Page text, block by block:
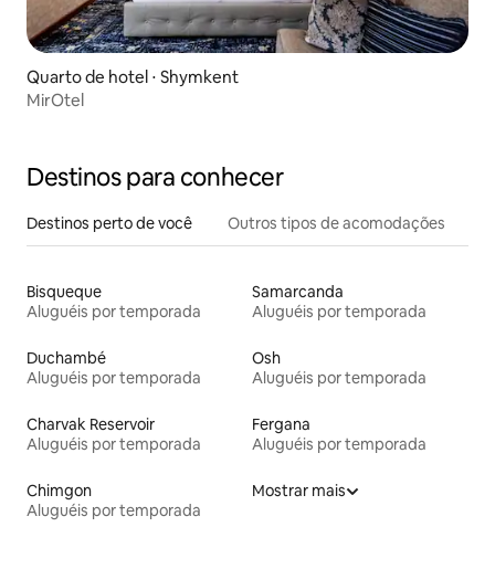
Quarto de hotel ⋅ Shymkent
MirOtel
Destinos para conhecer
Destinos perto de você Outros tipos de acomodações
Bisqueque
Aluguéis por temporada
Samarcanda
Aluguéis por temporada
Duchambé
Aluguéis por temporada
Osh
Aluguéis por temporada
Charvak Reservoir
Aluguéis por temporada
Fergana
Aluguéis por temporada
Chimgon
Aluguéis por temporada
Mostrar mais